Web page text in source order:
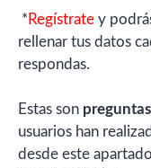
* Regístrate y
rellenar tus datos
respondas.
Estas son
usuarios han
desde este